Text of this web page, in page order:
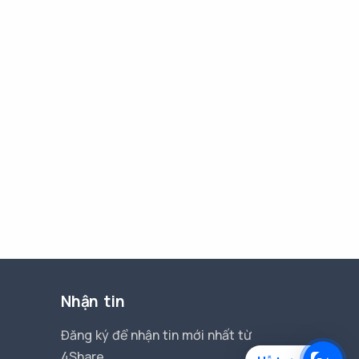
Nhận tin
Đăng ký để nhận tin mới nhất từ